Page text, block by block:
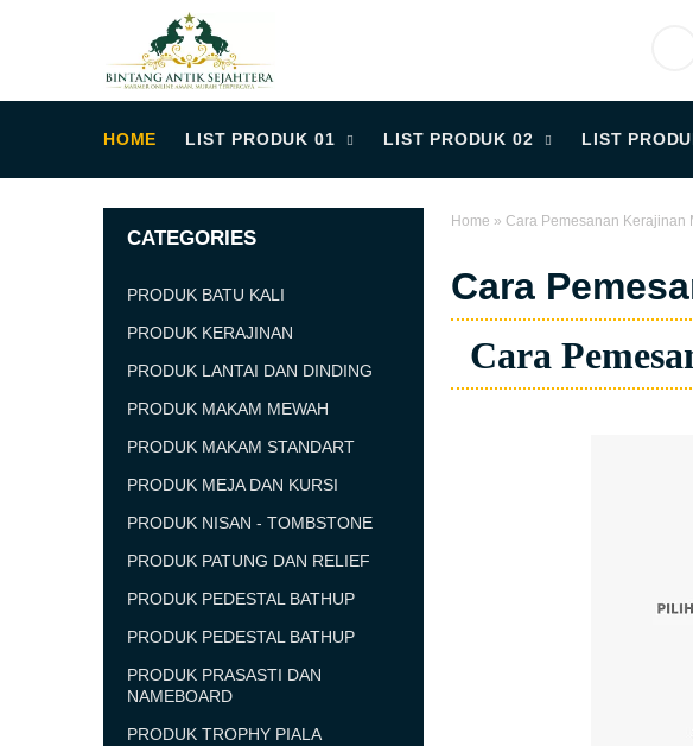
HOME LIST PRODUK 01 LIST PRODUK 02 LIST
Home » Cara Pemesanan Kerajinan
Cara
Cara
CATEGORIES
PRODUK BATU KALI
PRODUK KERAJINAN
PRODUK LANTAI DAN DINDING
PRODUK MAKAM MEWAH
PRODUK MAKAM STANDART
PRODUK MEJA DAN KURSI
PRODUK NISAN - TOMBSTONE
PRODUK PATUNG DAN RELIEF
PRODUK PEDESTAL BATHUP
PRODUK PEDESTAL BATHUP
PRODUK PRASASTI DAN
NAMEBOARD
PRODUK TROPHY PIALA